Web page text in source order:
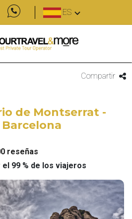
ES
Compartir
de Montserrat -
reseñas
99 % de los viajeros